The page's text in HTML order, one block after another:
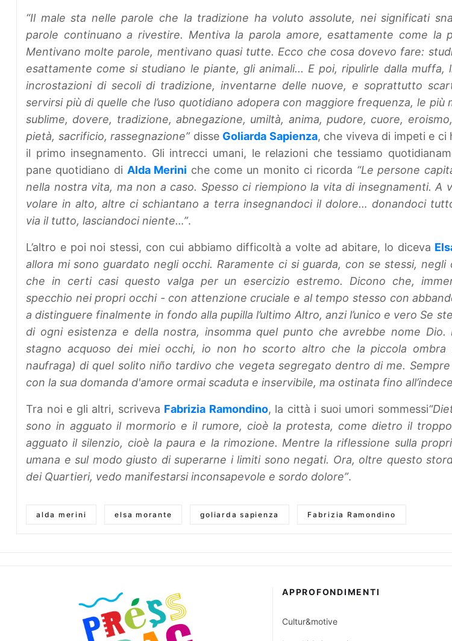
“Il male sta nelle parole che la tradizione ha voluto assolute, nei significati
parole continuano a rivestire. Mentiva la parola amore, esattamente come la
Mentivano molte parole, mentivano quasi tutte. Ecco che cosa dovevo fare:
esattamente come si studiano le piante, gli animali... E poi, ripulirle dalla muffa,
incrostazioni di secoli di tradizione, inventarne delle nuove, e soprattutto
servirsi più di quelle che l’uso quotidiano adopera con maggiore frequenza, le più
sublime, dovere, tradizione, abnegazione, umiltà, anima, pudore, cuore,
pietà, sacrificio, rassegnazione”disse Goliarda Sapienza, che viveva di impeti e ci
il primo insegnamento. Gli intrecci umani, le relazioni che tessiamo
pane quotidiano di Alda Merini che come un monito ci ricorda “Le persone
nella nostra vita, ma non a caso. Spesso ci riempiono la vita di insegnamenti. A
volare in alto, altre ci schiantano a terra insegnandoci il dolore… donandoci
via il tutto, lasciandoci niente…”.
L’altro e poi noi stessi, con cui abbiamo difficoltà a volte ad abitare, lo diceva
allora mi sono guardato negli occhi. Raramente ci si guarda, con se stessi, negli
che in certi casi questo valga per un esercizio estremo. Dicono che,
specchio nei propri occhi - con attenzione cruciale e al tempo stesso con
a distinguere finalmente in fondo alla pupilla l’ultimo Altro, anzi l’unico e vero Se
di ogni esistenza e della nostra, insomma quel punto che avrebbe nome Dio.
stagno acquoso dei miei occhi, io non ho scorto altro che la piccola ombra
naufraga) di quel solito niño tardivo che vegeta segregato dentro di me. Sempre
con la sua domanda d'amore ormai scaduta e inservibile, ma ostinata fino
Tra noi e gli altri, scriveva Fabrizia Ramondino, la città i suoi umori sommessi
sono in agguato il mormorio e il rumore, cioè la protesta, come dietro il
agguato il silenzio, cioè la paura e la rimozione. Mentre la riflessione sulla
umana e sul modo giusto di superarne i limiti sono negati. Ora, oltre questo
dei Quartieri, vedo manifestarsi inconsapevole e sordo dolore”.
alda merini elsa morante goliarda sapienza Fabrizia Ramondino
APPROFONDIMENTI
Cultur&motive